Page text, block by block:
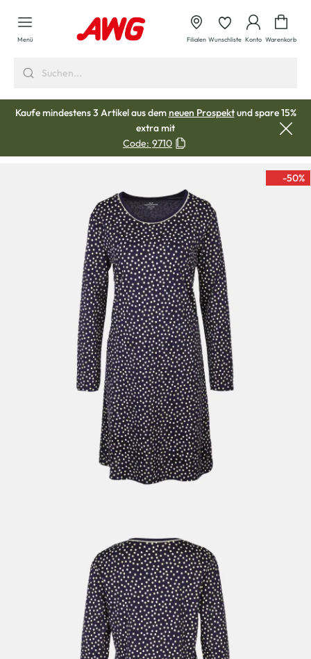
springen
Menü Filialen Wunschliste Konto Warenkorb
Kaufe mindestens 3 Artikel aus demneuen Prospektund spare 15%
extra mit
Code: 9710
-50%